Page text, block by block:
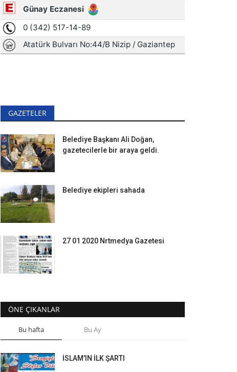
GAZETELER
Belediye Başkanı Ali Doğan,
gazetecilerle bir araya geldi.
Belediye ekipleri sahada
27 01 2020 Nrtmedya Gazetesi
ÖNE ÇIKANLAR
Bu hafta Bu Ay
İSLAM'IN İLK ŞARTI